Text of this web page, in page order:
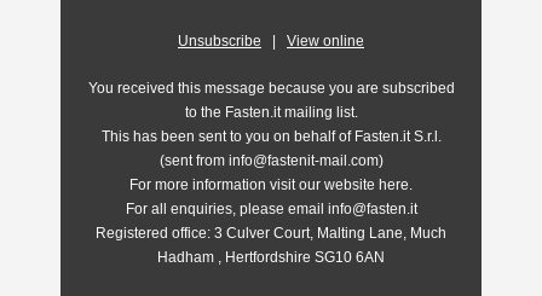
Unsubscribe View online
You received this message because you are subscribed
to the Fasten.it mailing list.
This has been sent to you on behalf of Fasten.it S.r.l.
(sent from info@fastenit-mail.com)
For more information visit our website here.
For all enquiries, please email info@fasten.it
Registered office: 3 Culver Court, Malting Lane, Much
Hadham , Hertfordshire SG10 6AN